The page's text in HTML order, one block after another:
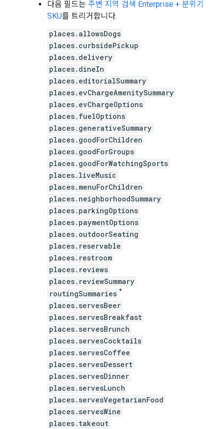
다음 필드는 주변 지역 검색 Enterprise + 분위기
SKU를 트리거합니다.
places.allowsDogs
places.curbsidePickup
places.delivery
places.dineIn
places.editorialSummary
places.evChargeAmenitySummary
places.evChargeOptions
places.fuelOptions
places.generativeSummary
places.goodForChildren
places.goodForGroups
places.goodForWatchingSports
places.liveMusic
places.menuForChildren
places.neighborhoodSummary
places.parkingOptions
places.paymentOptions
places.outdoorSeating
places.reservable
places.restroom
places.reviews
places.reviewSummary
routingSummaries *
places.servesBeer
places.servesBreakfast
places.servesBrunch
places.servesCocktails
places.servesCoffee
places.servesDessert
places.servesDinner
places.servesLunch
places.servesVegetarianFood
places.servesWine
places.takeout